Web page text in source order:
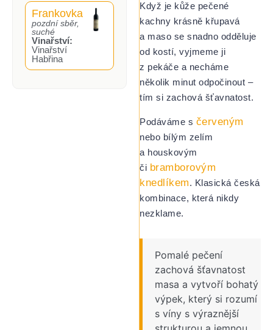
Frankovka
pozdní sběr,
suché
Vinařství:
Vinařství
Habřina
Když je kůže pečené
kachny krásně křupavá
a maso se snadno odděluje
od kostí, vyjmeme ji
z pekáče a necháme
několik minut odpočinout –
tím si zachová šťavnatost.
Podáváme s červeným
nebo bílým zelím
a houskovým
či bramborovým
knedlíkem. Klasická česká
kombinace, která nikdy
nezklame.
Pomalé pečení
zachová šťavnatost
masa a vytvoří bohatý
výpek, který si rozumí
s víny s výraznější